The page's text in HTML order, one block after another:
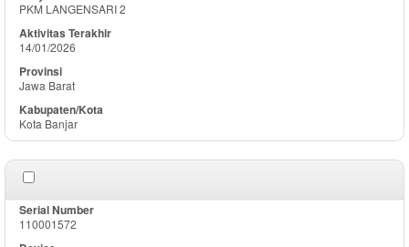
PKM LANGENSARI 2
14/01/2026
Jawa Barat
Kota Banjar
110001572